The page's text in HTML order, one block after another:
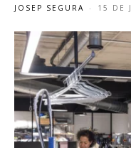
JOSEP SEGURA - 15 DE